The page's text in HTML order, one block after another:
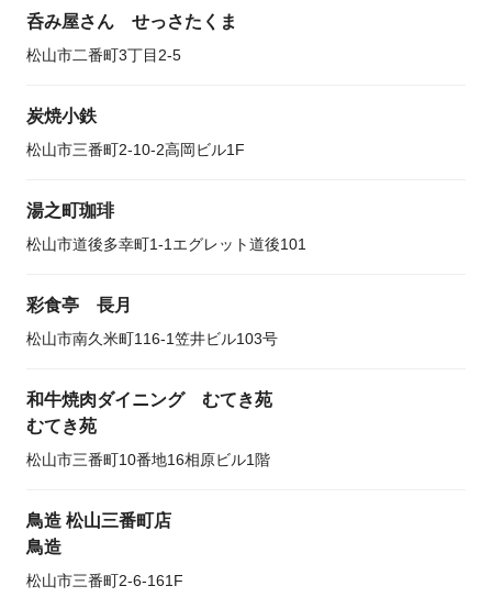
呑み屋さん せっさたくま
松山市二番町3丁目2-5
炭焼小鉄
松山市三番町2-10-2高岡ビル1F
湯之町珈琲
松山市道後多幸町1-1エグレット道後101
彩食亭 長月
松山市南久米町116-1笠井ビル103号
和牛焼肉ダイニング むてき苑
むてき苑
松山市三番町10番地16相原ビル1階
鳥造 松山三番町店
鳥造
松山市三番町2-6-161F